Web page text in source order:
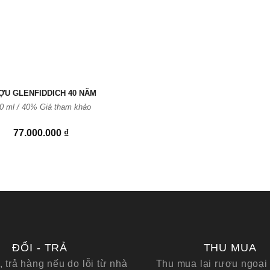
GLENFIDDICH 40 NĂM
77.000.000 ₫
ml / 40% Giá tham khảo
ĐỔI - TRẢ
trả hàng nếu do lỗi từ nhà
THU MUA
Thu mua lại rượu ngoại